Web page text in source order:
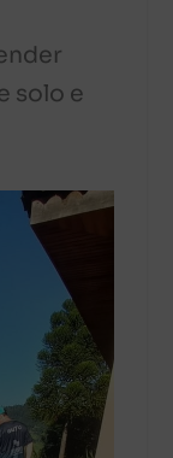
solo e